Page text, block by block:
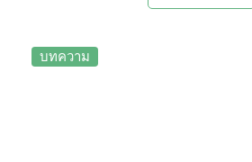
ท่องเที่ยวที่เป็นไฮไลท์ของสมุทรส
บทความ